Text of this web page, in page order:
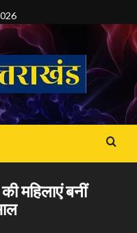
महिलाएं बनीं